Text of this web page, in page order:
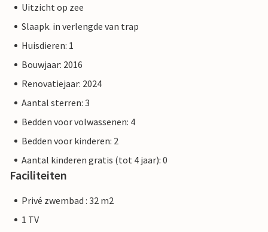
Uitzicht op zee
Slaapk. in verlengde van trap
Huisdieren: 1
Bouwjaar: 2016
Renovatiejaar: 2024
Aantal sterren: 3
Bedden voor volwassenen: 4
Bedden voor kinderen: 2
Aantal kinderen gratis (tot 4 jaar): 0
Faciliteiten
Privé zwembad : 32 m2
1 TV